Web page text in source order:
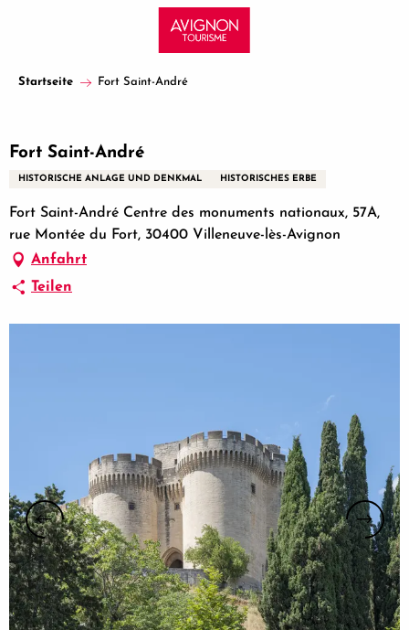
principal
Startseite Fort Saint-André
Fort Saint-André
HISTORISCHE ANLAGE UND DENKMAL HISTORISCHES ERBE
Fort Saint-André Centre des monuments nationaux, 57A,
rue Montée du Fort, 30400 Villeneuve-lès-Avignon
Anfahrt
Teilen